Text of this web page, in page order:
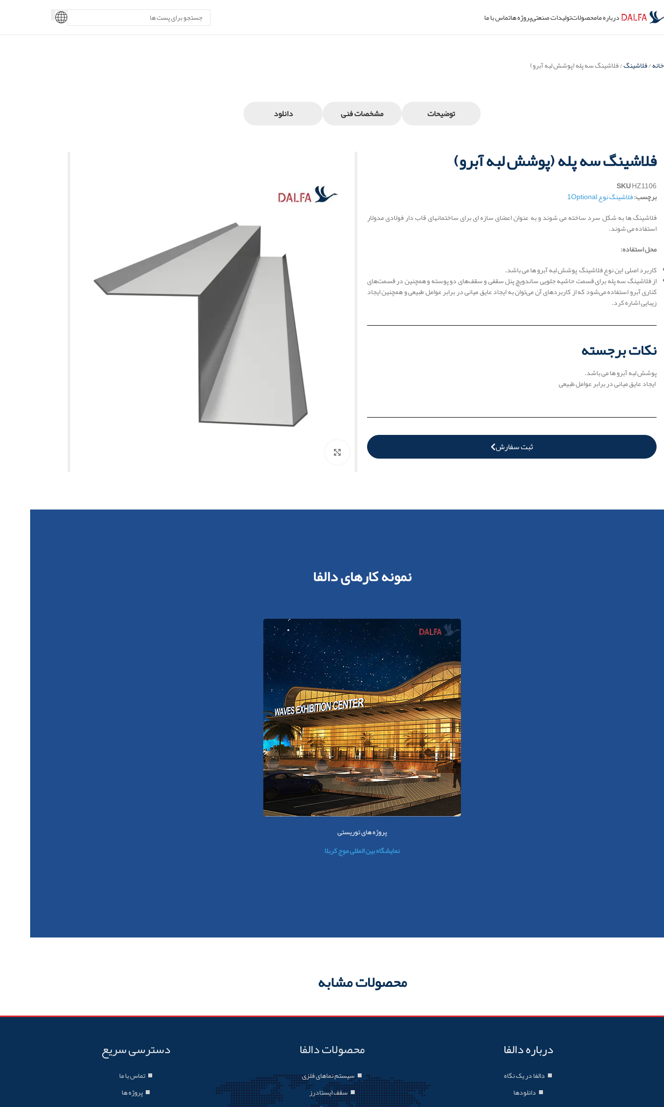
درباره مامحصولاتتولیدات صنعتیپروژه هاتماس با ما
خانه فلاشینگ فلاشینگ سه پله (پوشش لبه آبرو)
توضیحات مشخصات فنی دانلود
فلاشینگ سه پله (پوشش لبه آبرو)
SKUHZ1106
برچسب:فلاشینگ نوع 1Optional
فلاشینگ ها به شکل سرد ساخته می شوند و به عنوان اعضای سازه ای برای ساختمانهای قاب دار فولادی مدولار
استفاده می شوند.
محل استفاده:
کاربرد اصلی این نوع فلاشینگ پوشش لبه آبرو ها می باشد.
از فلاشینگ سه پله برای قسمت حاشیه جلویی ساندویچ پنل سقفی و سقف‌های دو‌‌‌‌‌‌‌‌ پوسته و همچنین در قسمت‌های
کناری آبرو استفاده می‌شود که از کاربردهای آن می‌توان به ایجاد عایق میانی در برابر عوامل طبیعی و همچنین ایجاد
زیبایی اشاره کرد.
نکات برجسته
پوشش لبه آبرو ها می باشد.
ایجاد عایق میانی در برابر عوامل طبیعی
ثبت سفارش
نمونه کارهای دالفا
پروژه های توریستی
نمایشگاه بین المللی موج کربلا
محصولات مشابه
درباره دالفا
دالفا در یک نگاه
دانلودها
محصولات دالفا
سیستم نماهای فلزی
سقف ایستادرز
دسترسی سریع
تماس با ما
پروژه ها